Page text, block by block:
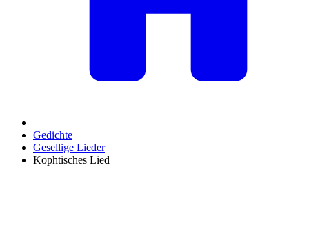
Gedichte
Gesellige Lieder
Kophtisches Lied